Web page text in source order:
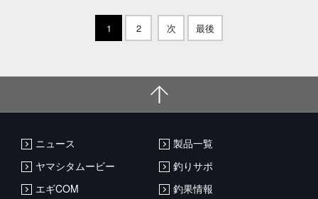
1 2 次 最後
ニュース
製品一覧
ヤマシタムービー
釣りサポ
エギCOM
釣果情報